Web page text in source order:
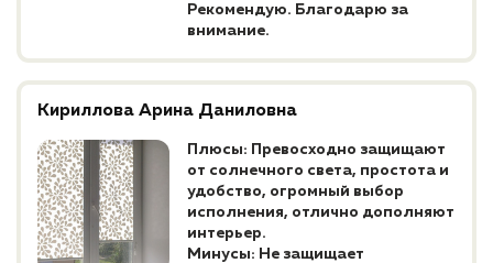
Рекомендую. Благодарю за
внимание.
Кириллова Арина Даниловна
Плюсы: Превосходно защищают
от солнечного света, простота и
удобство, огромный выбор
исполнения, отлично дополняют
интерьер.
Минусы: Не защищает